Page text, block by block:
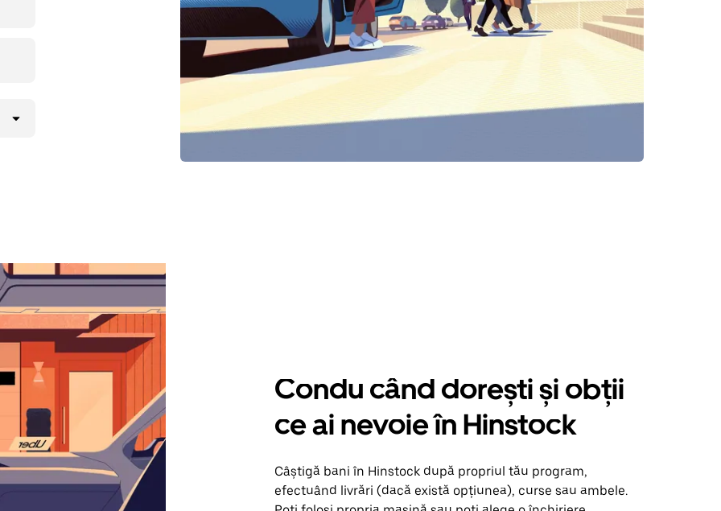
Condu când dorești și obții
ce ai nevoie în Hinstock
Câștigă bani în Hinstock după propriul tău program,
efectuând livrări (dacă există opțiunea), curse sau ambele.